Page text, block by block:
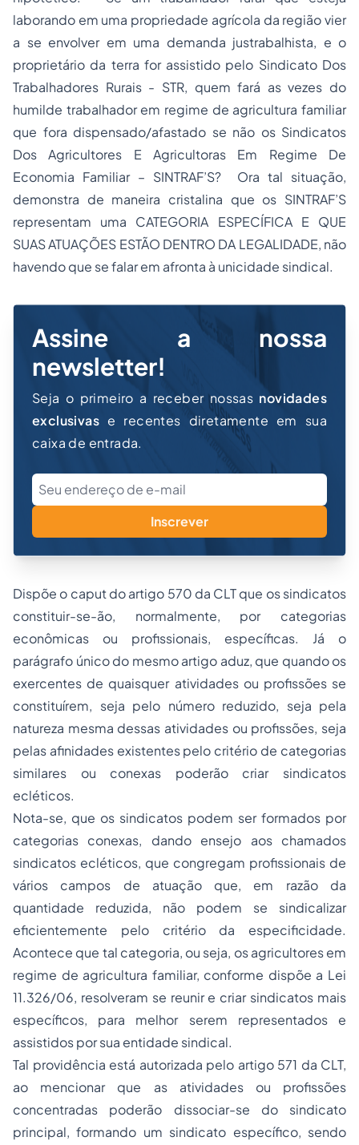
laborando em uma propriedade agrícola da região vier
a se envolver em uma demanda justrabalhista, e o
proprietário da terra for assistido pelo Sindicato Dos
Trabalhadores Rurais - STR, quem fará as vezes do
humilde trabalhador em regime de agricultura familiar
que fora dispensado/afastado se não os Sindicatos
Dos Agricultores E Agricultoras Em Regime De
Economia Familiar – SINTRAF’S? Ora tal situação,
demonstra de maneira cristalina que os SINTRAF’S
representam uma CATEGORIA ESPECÍFICA E QUE
SUAS ATUAÇÕES ESTÃO DENTRO DA LEGALIDADE, não
havendo que se falar em afronta à unicidade sindical.
Assine a nossa
newsletter!
Seja o primeiro a receber nossas novidades
exclusivas e recentes diretamente em sua
caixa de entrada.
Inscrever
Dispõe o caput do artigo 570 da CLT que os sindicatos
constituir-se-ão, normalmente, por categorias
econômicas ou profissionais, específicas. Já o
parágrafo único do mesmo artigo aduz, que quando os
exercentes de quaisquer atividades ou profissões se
constituírem, seja pelo número reduzido, seja pela
natureza mesma dessas atividades ou profissões, seja
pelas afinidades existentes pelo critério de categorias
similares ou conexas poderão criar sindicatos
ecléticos.
Nota-se, que os sindicatos podem ser formados por
categorias conexas, dando ensejo aos chamados
sindicatos ecléticos, que congregam profissionais de
vários campos de atuação que, em razão da
quantidade reduzida, não podem se sindicalizar
eficientemente pelo critério da especificidade.
Acontece que tal categoria, ou seja, os agricultores em
regime de agricultura familiar, conforme dispõe a Lei
11.326/06, resolveram se reunir e criar sindicatos mais
específicos, para melhor serem representados e
assistidos por sua entidade sindical.
Tal providência está autorizada pelo artigo 571 da CLT,
ao mencionar que as atividades ou profissões
concentradas poderão dissociar-se do sindicato
principal, formando um sindicato específico, sendo